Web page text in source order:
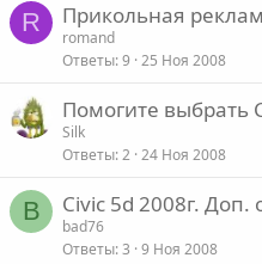
R Прикольная
romand
Ответы 9 25 Ноя 2008
Помогите выбрать
Silk
Ответы 2 24 Ноя 2008
B Civic 5d 2008г. Доп.
bad76
Ответы 3 9 Ноя 2008